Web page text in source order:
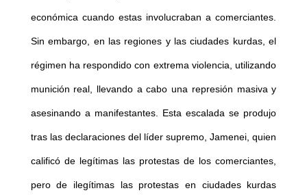
económica cuando estas involucraban a comerciantes.
Sin embargo, en las regiones y las ciudades kurdas, el
régimen ha respondido con extrema violencia, utilizando
munición real, llevando a cabo una represión masiva y
asesinando a manifestantes. Esta escalada se produjo
tras las declaraciones del líder supremo, Jamenei, quien
calificó de legítimas las protestas de los comerciantes,
pero de ilegítimas las protestas en ciudades kurdas